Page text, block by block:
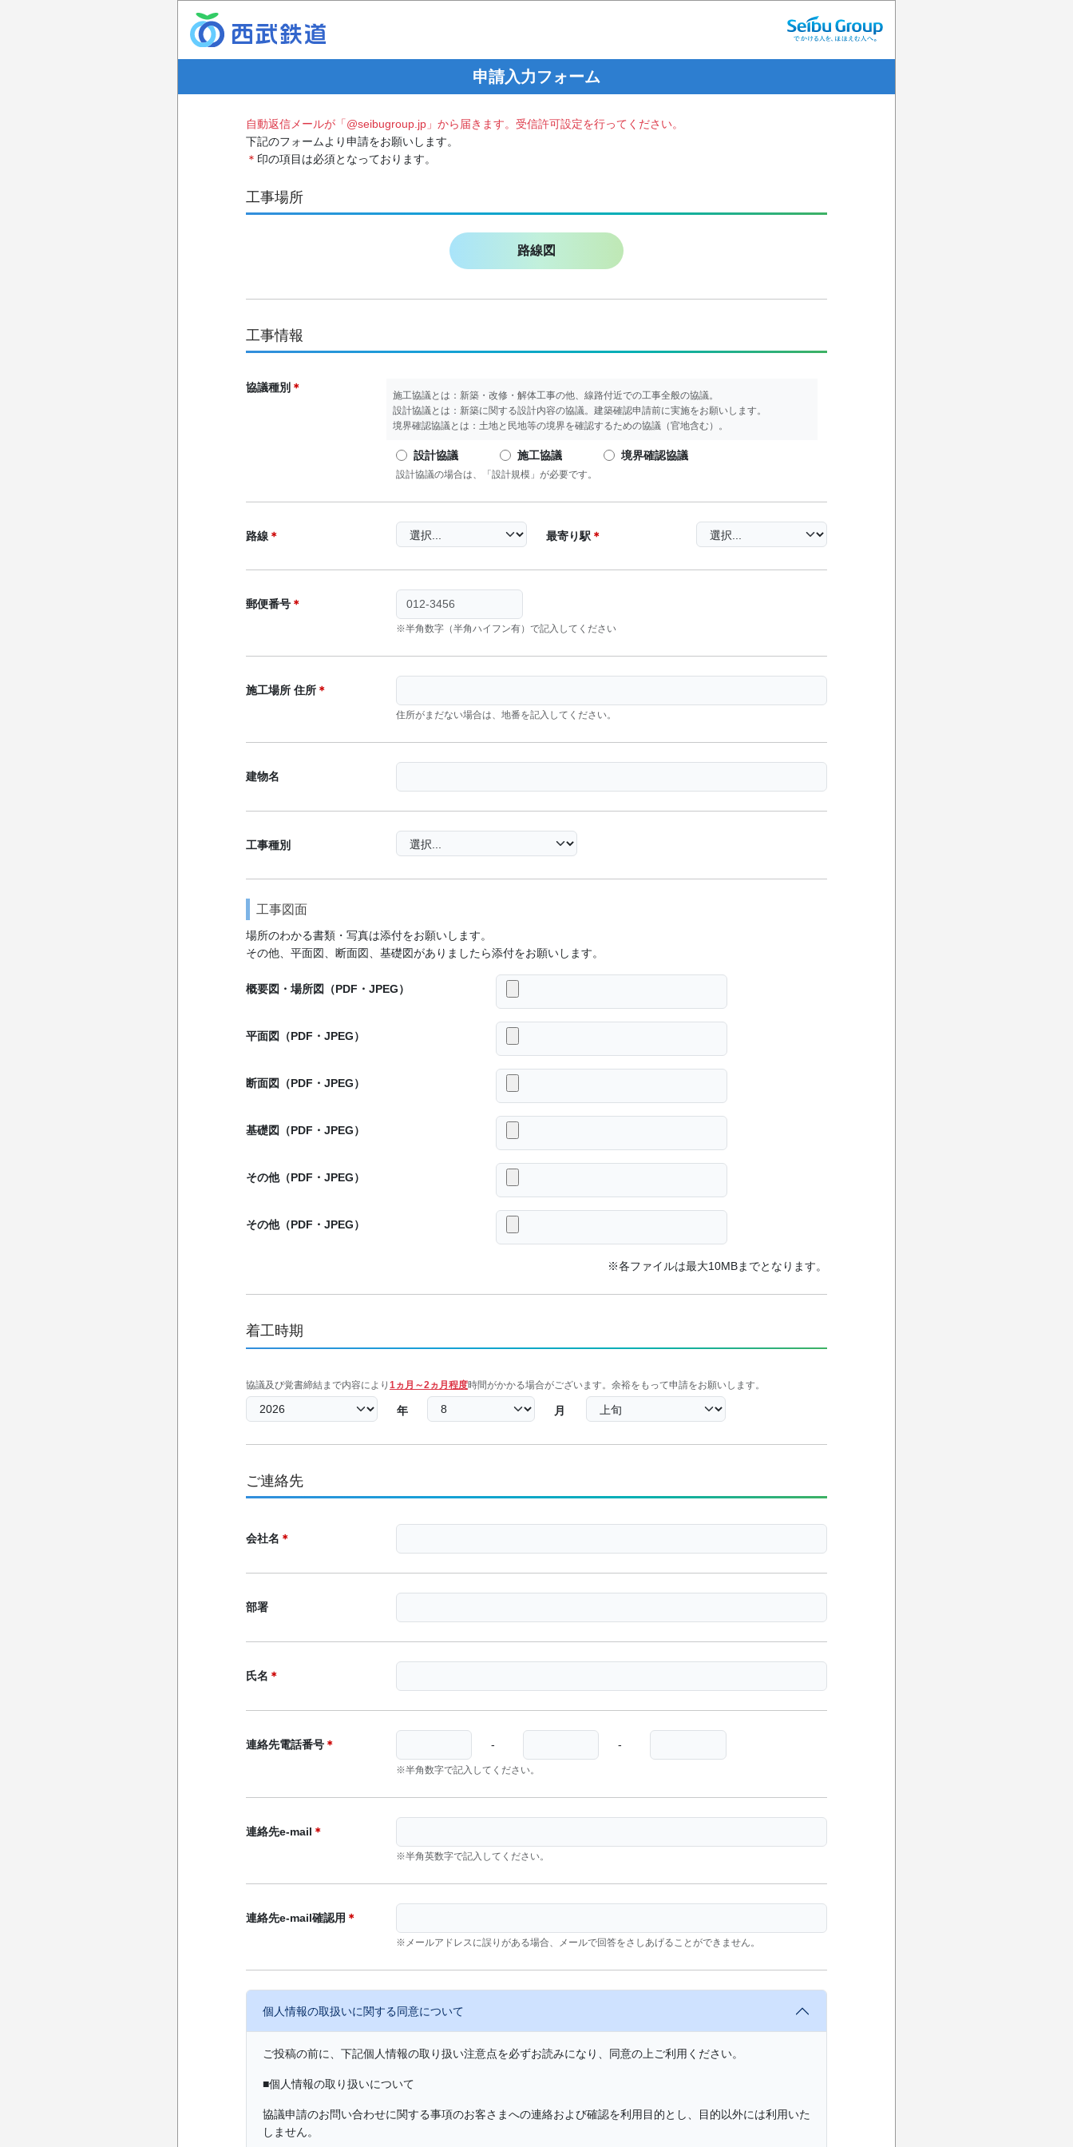
申請入力フォーム
自動返信メールが「@seibugroup.jp」から届きます。受信許可設定を行ってください。
下記のフォームより申請をお願いします。
＊ 印の項目は必須となっております。
工事場所
路線図
工事情報
協議種別 ＊
施工協議とは：新築・改修・解体工事の他、線路付近での工事全般の協議。
設計協議とは：新築に関する設計内容の協議。建築確認申請前に実施をお願いします。
境界確認協議とは：土地と民地等の境界を確認するための協議（官地含む）。
設計協議 施工協議 境界確認協議
設計協議の場合は、「設計規模」が必要です。
路線＊ 最寄り駅＊
郵便番号＊
※半角数字（半角ハイフン有）で記入してください
施工場所 住所＊
住所がまだない場合は、地番を記入してください。
建物名
工事種別
工事図面
場所のわかる書類・写真は添付をお願いします。
その他、平面図、断面図、基礎図がありましたら添付をお願いします。
概要図・場所図（PDF・JPEG）
平面図（PDF・JPEG）
断面図（PDF・JPEG）
基礎図（PDF・JPEG）
その他（PDF・JPEG）
その他（PDF・JPEG）
※各ファイルは最大10MBまでとなります。
着工時期
協議及び覚書締結まで内容により 1ヵ月～2ヵ月程度時間がかかる場合がございます。余裕をもって申請をお願いします。
年 月
ご連絡先
会社名 ＊
部署
氏名 ＊
連絡先電話番号＊ - -
※半角数字で記入してください。
連絡先e-mail ＊
※半角英数字で記入してください。
連絡先e-mail確認用 ＊
※メールアドレスに誤りがある場合、メールで回答をさしあげることができません。
個人情報の取扱いに関する同意について
ご投稿の前に、下記個人情報の取り扱い注意点を必ずお読みになり、同意の上ご利用ください。
■個人情報の取り扱いについて
協議申請のお問い合わせに関する事項のお客さまへの連絡および確認を利用目的とし、目的以外には利用いた
しません。